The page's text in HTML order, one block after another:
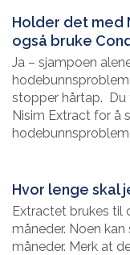
Holder det med
også bruke
Ja – sjampoen
stopper hårtap. Du
Nisim Extract for å
Hvor lenge skal
Extractet brukes til
måneder. Noen
måneder. Merk at